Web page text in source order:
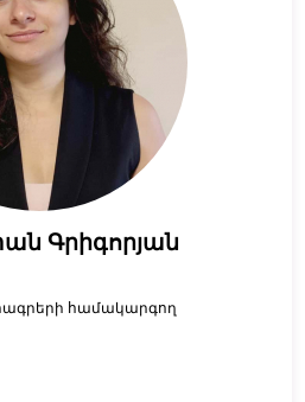
Գրիգորյան
համակարգող